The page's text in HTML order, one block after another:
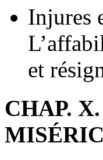
Injures
et
CHAP.